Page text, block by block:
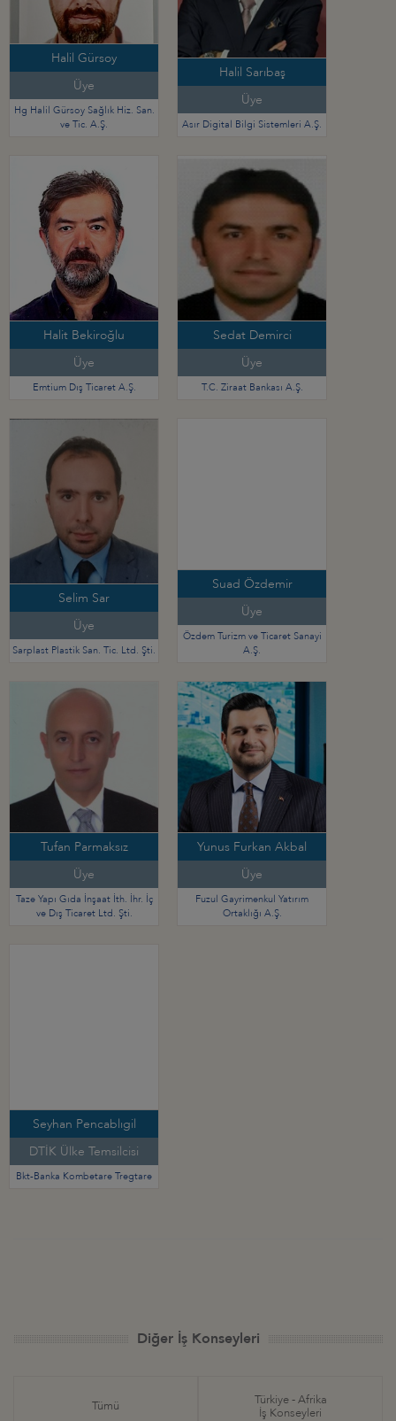
Halil Gürsoy
Üye
Hg Halil Gürsoy Sağlık Hiz. San.
ve Tic. A.Ş.
Halil Sarıbaş
Üye
Asır Digital Bilgi Sistemleri A.Ş.
Halit Bekiroğlu
Üye
Emtium Dış Ticaret A.Ş.
Sedat Demirci
Üye
T.C. Ziraat Bankası A.Ş.
Selim Sar
Üye
Sarplast Plastik San. Tic. Ltd. Şti.
Suad Özdemir
Üye
Özdem Turizm ve Ticaret Sanayi
A.Ş.
Tufan Parmaksız
Üye
Taze Yapı Gıda İnşaat İth. İhr. İç
ve Dış Ticaret Ltd. Şti.
Yunus Furkan Akbal
Üye
Fuzul Gayrimenkul Yatırım
Ortaklığı A.Ş.
Seyhan Pencablıgil
DTİK Ülke Temsilcisi
Bkt-Banka Kombetare Tregtare
Diğer İş Konseyleri
Tümü
Türkiye - Afrika
İş Konseyleri